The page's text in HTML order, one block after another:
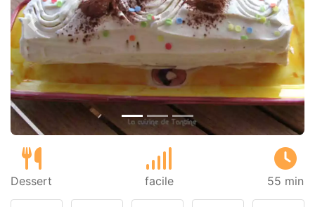
Précédent
Dessert facile 55 min